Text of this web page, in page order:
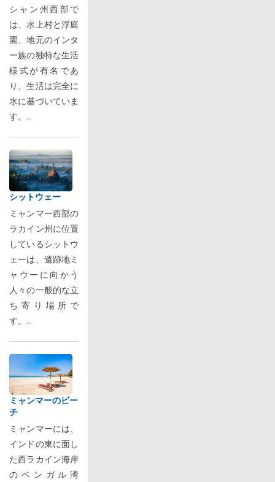
シャン州西部で
は、水上村と浮庭
園、地元のインタ
ー族の独特な生活
様式が有名であ
り、生活は完全に
水に基づいていま
す。...
シットウェー
ミャンマー西部の
ラカイン州に位置
しているシットウ
ェーは、遺跡地ミ
ャウーに向かう
人々の一般的な立
ち寄り場所で
す。...
ミャンマーのビー
チ
ミャンマーには、
インドの東に面し
た西ラカイン海岸
のベンガル湾